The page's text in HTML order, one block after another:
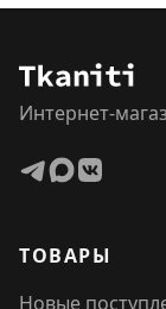
Интернет-
ТОВАРЫ
Новые